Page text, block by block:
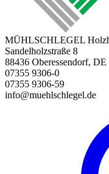
MÜHLSCHLEGEL
Sandelholzstraße 8
88436 Oberessendorf, DE
07355 9306-0
07355 9306-59
info@muehlschlegel.de